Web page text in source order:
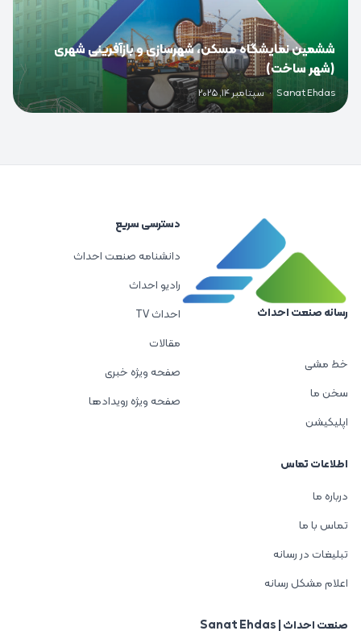
ششمین نمایشگاه مسکن، شهرسازی و بازآفرینی شهری
(شهر ساخت)
Sanat Ehdas
· سپتامبر 14, 2025
رسانه صنعت احداث
خط مشی
سخن ما
اپلیکیشن
دسترسی سریع
دانشنامه صنعت احداث
رادیو احداث
احداث TV
مقالات
صفحه ویژه خبری
صفحه ویژه رویدادها
اطلاعات تماس
درباره ما
تماس با ما
تبلیغات در رسانه
اعلام مشکل رسانه
صنعت احداث | Sanat Ehdas